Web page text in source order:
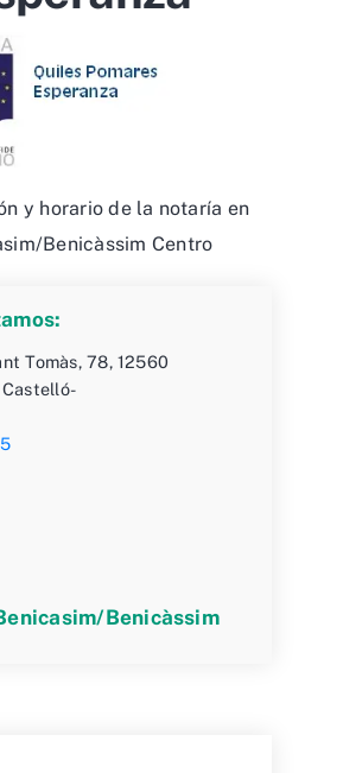
y horario de la notaría en
Benicàssim Centro
Tomàs, 78, 12560
Benicàssim